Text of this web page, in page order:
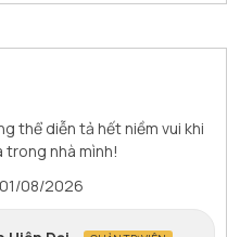
thể diễn tả hết niềm vui khi
trong nhà mình!
01/08/2026